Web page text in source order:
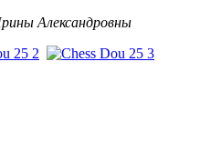
Александровны